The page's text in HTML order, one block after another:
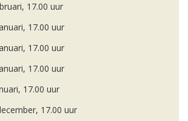
17.00 uur
17.00 uur
17.00 uur
17.00 uur
17.00 uur
17.00 uur